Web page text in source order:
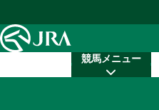
競馬メニュー